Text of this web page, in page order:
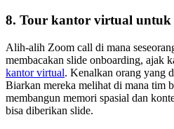
8. Tour kantor virtual
Alih-alih Zoom call di mana
membacakan slide onboarding, ajak
kantor virtual. Kenalkan orang yang
Biarkan mereka melihat di mana tim
membangun memori spasial dan
bisa diberikan slide.